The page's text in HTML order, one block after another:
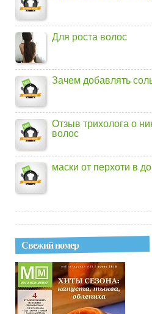
Для роста волос
Зачем добавлять
Отзыв трихолога о
волос
маски от перхоти в
Свежий номер